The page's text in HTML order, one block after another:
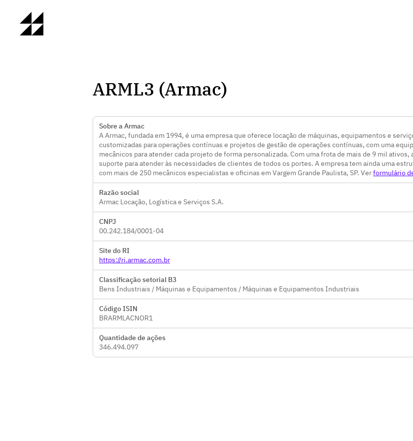
ARML3 (Armac)
Sobre a Armac
A Armac, fundada em 1994, é uma empresa que oferece locação de máquinas, equipamentos e
customizadas para operações contínuas e projetos de gestão de operações contínuas, com uma
mecânicos para atender cada projeto de forma personalizada. Com uma frota de mais de 9 mil
suporte para atender às necessidades de clientes de todos os portes. A empresa tem ainda uma
com mais de 250 mecânicos especialistas e oficinas em Vargem Grande Paulista, SP. Verformulário
Razão social
Armac Locação, Logística e Serviços S.A.
CNPJ
00.242.184/0001-04
Site do RI
https://ri.armac.com.br
Classificação setorial B3
Bens Industriais / Máquinas e Equipamentos / Máquinas e Equipamentos Industriais
Código ISIN
BRARMLACNOR1
Quantidade de ações
346.494.097